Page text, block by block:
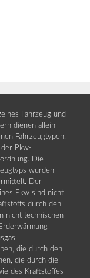
Fahrzeug und
dienen allein
Fahrzeugtypen.
der Pkw-
Die
wurden
Der
Pkw sind nicht
durch den
nicht technischen
die durch den
die durch die
des Kraftstoffes